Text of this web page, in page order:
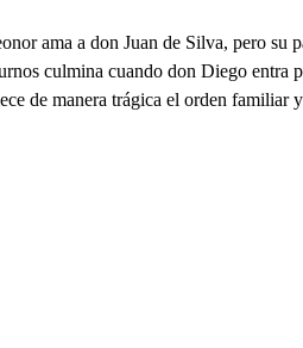
ama a don Juan de Silva, pero
culmina cuando don Diego
de manera trágica el orden